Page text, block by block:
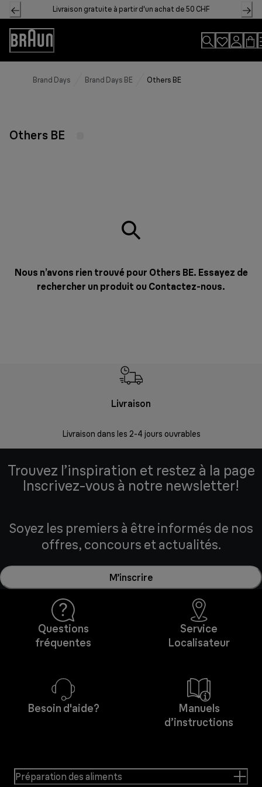
Skip
to
Content
Livraison gratuite à partir d'un achat de 50 CHF
Accessibility
Statement
Brand Days Brand Days BE Others BE
Others BE
Nous n’avons rien trouvé pour Others BE. Essayez de
rechercher un produit ou Contactez-nous.
Livraison
Livraison dans les 2-4 jours ouvrables
Trouvez l’inspiration et restez à la page
Inscrivez-vous à notre newsletter!
Soyez les premiers à être informés de nos
offres, concours et actualités.
M’inscrire
Questions
fréquentes
Service
Localisateur
Besoin d'aide?
Manuels
d’instructions
Préparation des aliments